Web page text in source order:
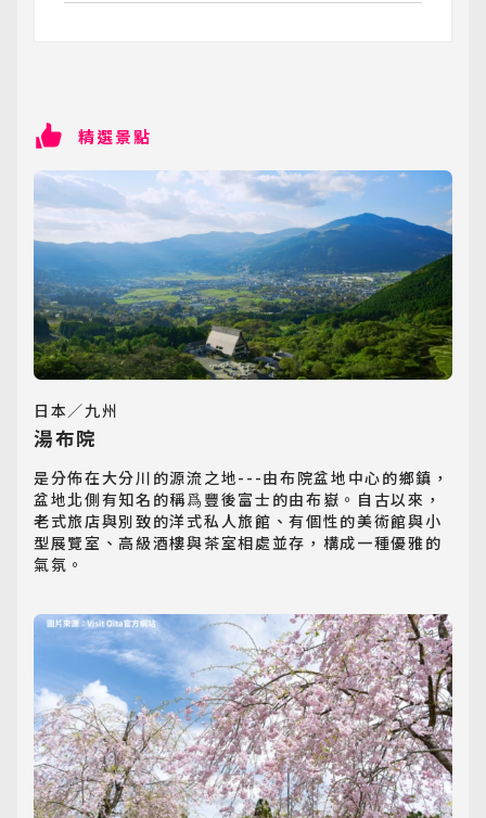
精選景點
日本／九州
湯布院
是分佈在大分川的源流之地---由布院盆地中心的鄉鎮，
盆地北側有知名的稱爲豐後富士的由布嶽。自古以來，
老式旅店與別致的洋式私人旅館、有個性的美術館與小
型展覽室、高級酒樓與茶室相處並存，構成一種優雅的
氣氛。